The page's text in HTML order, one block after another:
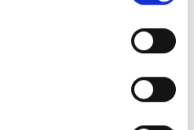
Durchschnittliche Bewertung von 5
zzgl. Versandkosten
4,89 €